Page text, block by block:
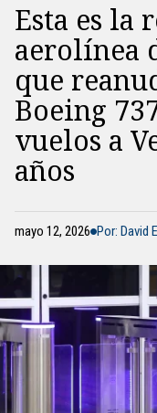
Esta es la
aerolínea
que
Boeing
vuelos a
años
mayo 12, 2026 Por: David